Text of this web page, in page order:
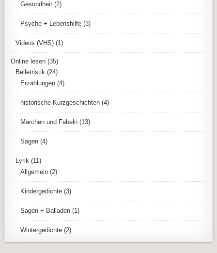
Gesundheit (2)
Psyche + Lebenshilfe (3)
Videos (VHS) (1)
Online lesen (35)
Belletristik (24)
Erzählungen (4)
historische Kurzgeschichten (4)
Märchen und Fabeln (13)
Sagen (4)
Lyrik (11)
Allgemein (2)
Kindergedichte (3)
Sagen + Balladen (1)
Wintergedichte (2)